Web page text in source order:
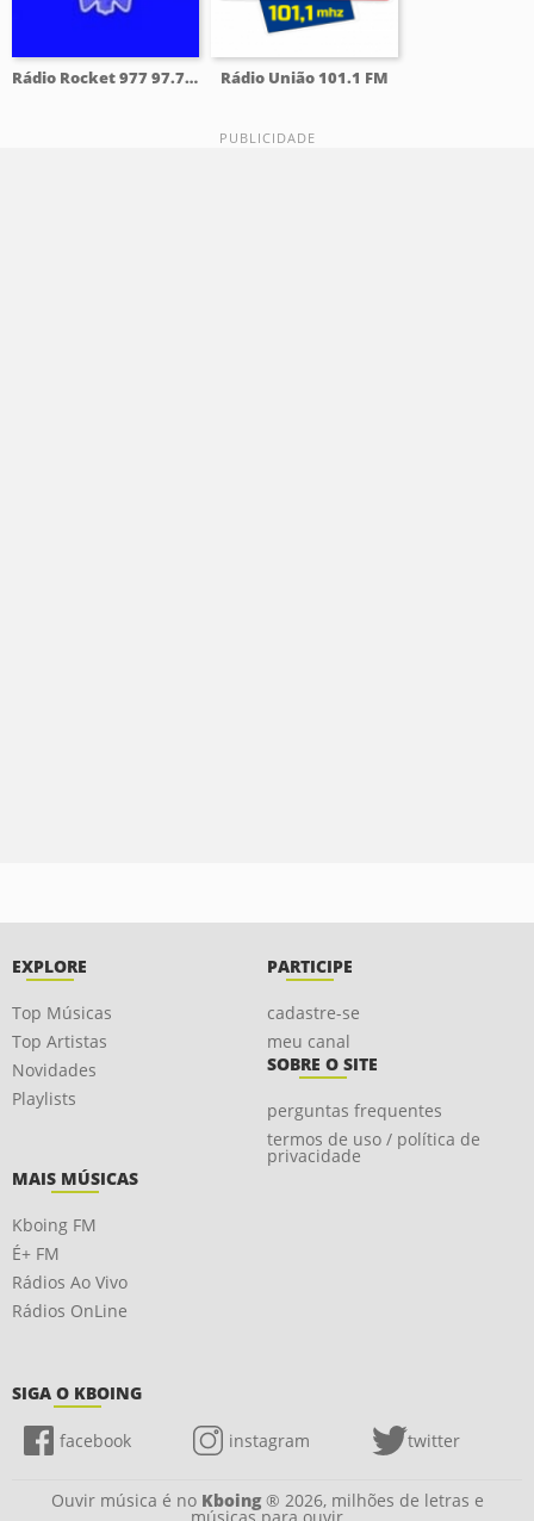
Rádio Rocket 977 97.7 FM Rádio União 101.1 FM
EXPLORE
Top Músicas
Top Artistas
Novidades
Playlists
PARTICIPE
cadastre-se
meu canal
SOBRE O SITE
perguntas frequentes
termos de uso / política de
privacidade
MAIS MÚSICAS
Kboing FM
É+ FM
Rádios Ao Vivo
Rádios OnLine
SIGA O KBOING
facebook instagram twitter
Ouvir música é no Kboing® 2026, milhões de letras e
músicas para ouvir